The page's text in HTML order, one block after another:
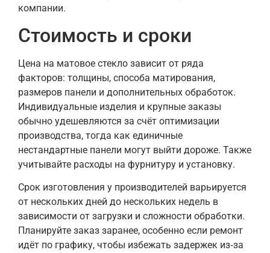
компании.
Стоимость и сроки
Цена на матовое стекло зависит от ряда
факторов: толщины, способа матирования,
размеров панели и дополнительных обработок.
Индивидуальные изделия и крупные заказы
обычно удешевляются за счёт оптимизации
производства, тогда как единичные
нестандартные панели могут выйти дороже. Также
учитывайте расходы на фурнитуру и установку.
Срок изготовления у производителей варьируется
от нескольких дней до нескольких недель в
зависимости от загрузки и сложности обработки.
Планируйте заказ заранее, особенно если ремонт
идёт по графику, чтобы избежать задержек из‑за